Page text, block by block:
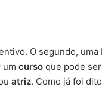
O segundo, uma
um curso que pode
atriz. Como já foi